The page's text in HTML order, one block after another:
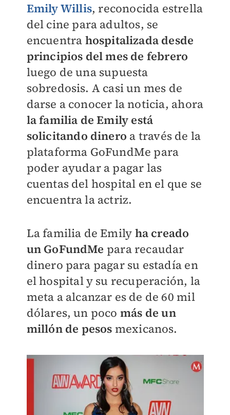
Emily Willis, reconocida estrella
del cine para adultos, se
encuentra hospitalizada desde
principios del mes de febrero
luego de una supuesta
sobredosis. A casi un mes de
darse a conocer la noticia, ahora
la familia de Emily está
solicitando dinero a través de la
plataforma GoFundMe para
poder ayudar a pagar las
cuentas del hospital en el que se
encuentra la actriz.
La familia de Emily ha creado
un GoFundMe para recaudar
dinero para pagar su estadía en
el hospital y su recuperación, la
meta a alcanzar es de de 60 mil
dólares, un poco más de un
millón de pesos mexicanos.